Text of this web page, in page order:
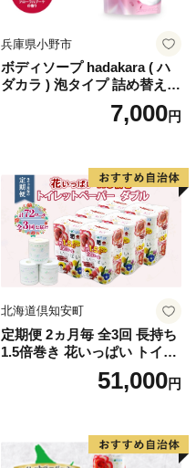
兵庫県小野市
ボディソープ hadakara ( ハ
ダカラ ) 泡タイプ 詰め替え 4
40ml×4袋 ボディーソープ 泡
ボディソープ 泡 日用品 消耗
泡石鹸 石鹸 兵庫 兵庫県 小野
7,000円
北海道倶知安町
定期便 2ヵ月毎 全3回 長持ち
1.5倍巻き 花いっぱい トイレ
ットペーパー ダブル 45ｍ 計
72ロール 全18種 花柄 プリン
ー 消耗品 備蓄 送料無料 北海
道 倶知安町 日用品
51,000円